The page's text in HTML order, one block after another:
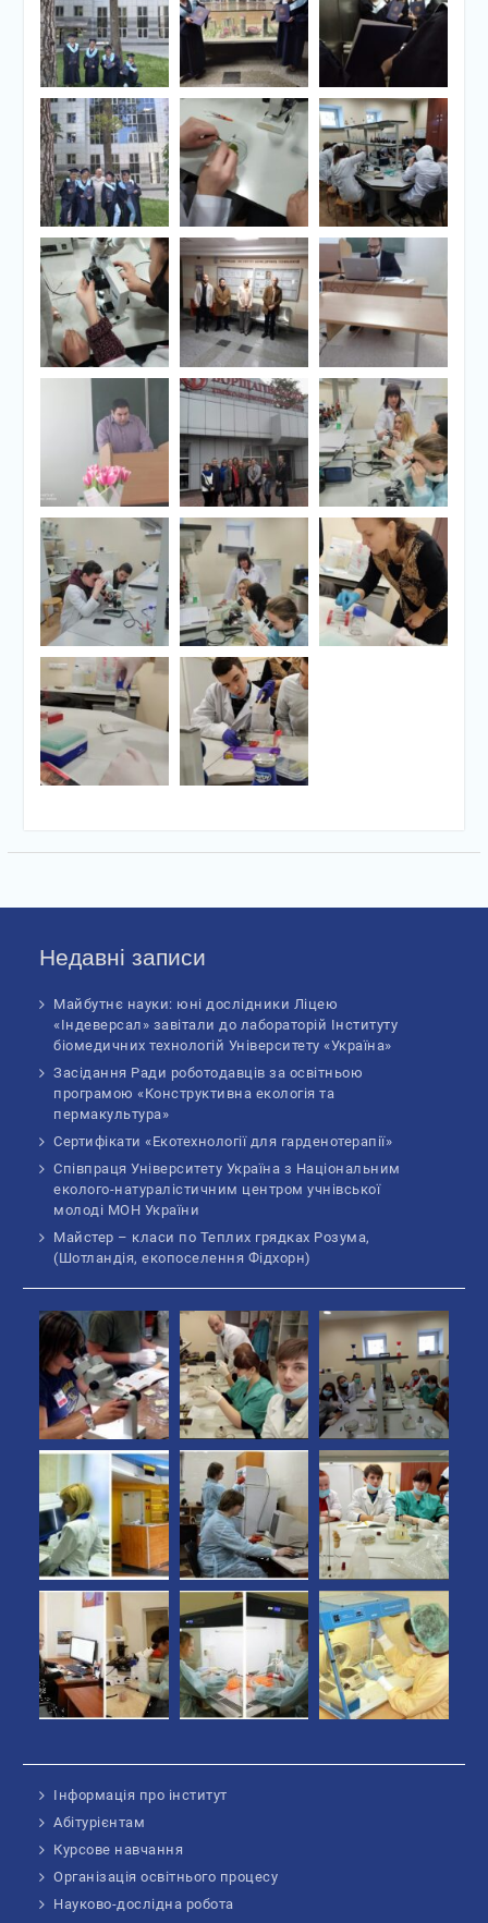
Недавні записи
Майбутнє науки: юні дослідники Ліцею
«Індеверсал» завітали до лабораторій Інституту
біомедичних технологій Університету «Україна»
Засідання Ради роботодавців за освітньою
програмою «Конструктивна екологія та
пермакультура»
Сертифікати «Екотехнології для гарденотерапії»
Співпраця Університету Україна з Національним
еколого-натуралістичним центром учнівської
молоді МОН України
Майстер – класи по Теплих грядках Розума,
(Шотландія, екопоселення Фідхорн)
Інформація про інститут
Абітурієнтам
Курсове навчання
Організація освітнього процесу
Науково-дослідна робота